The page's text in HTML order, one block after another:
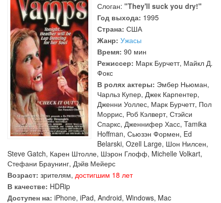
Слоган: "They'll suck you dry!"
Год выхода: 1995
Страна: США
Жанр: Ужасы
Время: 90 мин
Режиссер: Марк Бурчетт, Майкл Д.
Фокс
В ролях актеры: Эмбер Ньюман,
Чарльз Купер, Джек Карпентер,
Дженни Уоллес, Марк Бурчетт, Пол
Моррис, Роб Кэлверт, Стэйси
Спаркс, Дженнифер Хасс, Tamika
Hoffman, Сьюзэн Формен, Ed
Belarski, Ozell Large, Шон Нилсен,
Steve Gatch, Карен Штолле, Шэрон Глофф, Michelle Volkart,
Стефани Браунинг, Дэйв Мейерс
Возраст: зрителям, достигшим 18 лет
В качестве: HDRip
Доступен на: iPhone, iPad, Android, Windows, Mac